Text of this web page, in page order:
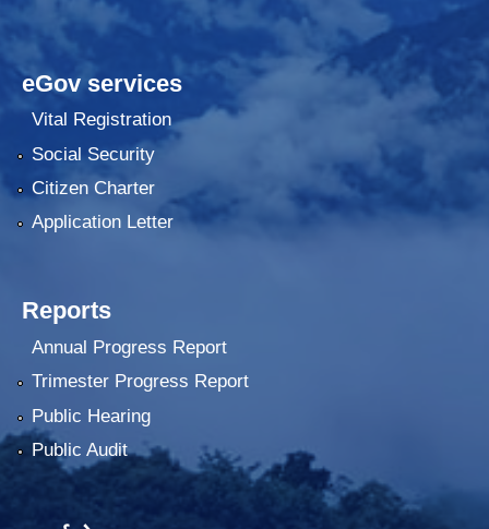
eGov services
Vital Registration
Social Security
Citizen Charter
Application Letter
Reports
Annual Progress Report
Trimester Progress Report
Public Hearing
Public Audit